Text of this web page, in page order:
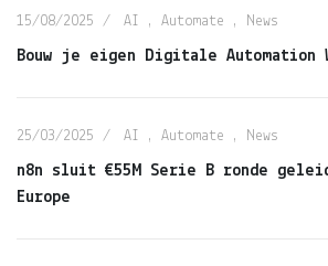
15/08/2025 AI , Automate , News
Bouw je eigen Digitale Automation
25/03/2025 AI , Automate , News
n8n sluit €55M Serie B ronde
Europe